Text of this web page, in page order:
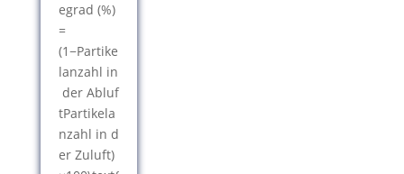
egrad (%)
=
(1−Partike
lanzahl in
der Abluf
tPartikela
nzahl in d
er Zuluft)